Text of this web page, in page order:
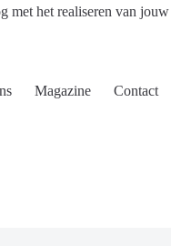
met het realiseren van
Magazine Contact